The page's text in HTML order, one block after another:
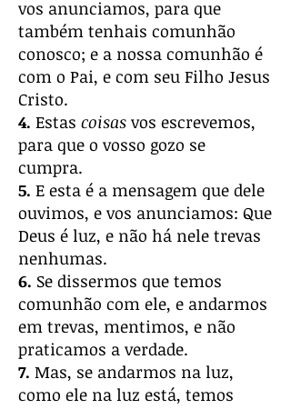
vos anunciamos, para que
também tenhais comunhão
conosco; e a nossa comunhão é
com o Pai, e com seu Filho Jesus
Cristo.
4. Estas coisas vos escrevemos,
para que o vosso gozo se
cumpra.
5. E esta é a mensagem que dele
ouvimos, e vos anunciamos: Que
Deus é luz, e não há nele trevas
nenhumas.
6. Se dissermos que temos
comunhão com ele, e andarmos
em trevas, mentimos, e não
praticamos a verdade.
7. Mas, se andarmos na luz,
como ele na luz está, temos